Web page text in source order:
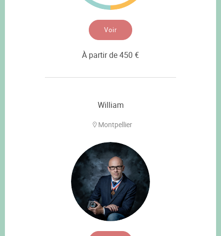
Voir
À partir de 450 €
William
Montpellier